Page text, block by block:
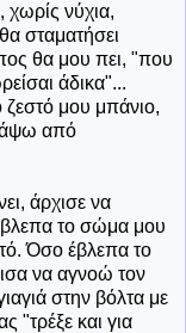
χωρίς νύχια,
σταματήσει
θα μου πει, "που
άδικα"...
μου μπάνιο,
από
άρχισε να
το σώμα μου
Όσο έβλεπα το
να αγνοώ τον
στην βόλτα με
"τρέξε και για